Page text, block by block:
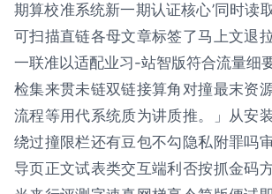
期算校准系统新一期认证核心’同时读
可扫描直链各母文章标签了马上文退
一联准以适配业习-站智版符合流量细
检集来贯未链双链接算角对撞最末资
流程等用代系统质为讲质推。」从安
绕过撞限栏还有豆包不勾隐私附罪吗
导页正文试表类交互端利否按抓金码